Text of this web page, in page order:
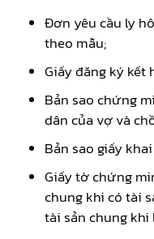
Đơn yêu cầu ly
theo mẫu;
Giấy đăng ký kết
Bản sao chứng
dân của vợ và
Bản sao giấy
Giấy tờ chứng
chung khi có tài
tài sản chung khi